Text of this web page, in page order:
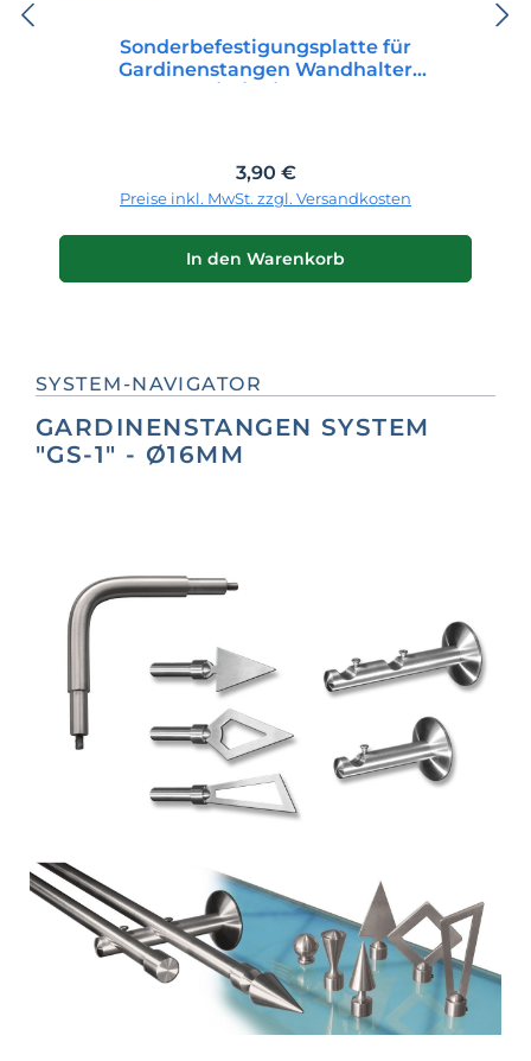
Sonderbefestigungsplatte für
Gardinenstangen Wandhalter
Regulärer Preis:
3,90 €
Preise inkl. MwSt. zzgl. Versandkosten
In den Warenkorb
SYSTEM-NAVIGATOR
GARDINENSTANGEN SYSTEM
"GS-1" - Ø16MM